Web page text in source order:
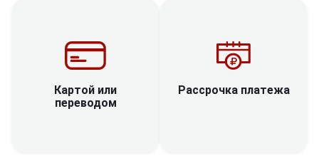
Картой или
переводом
Рассрочка платежа